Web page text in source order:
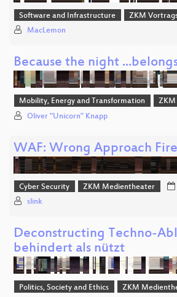
Software and Infrastructure ZKM
MacLemon
Because the night
Mobility, Energy and Transformation ZKM
Oliver "Unicorn" Knapp
WAF: Wrong Approach
Cyber Security ZKM Medientheater
slink
Deconstructing Techno-
behindert als nützt
Politics, Society and Ethics ZKM